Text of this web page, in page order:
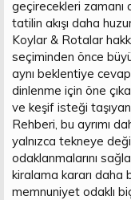
geçirecekleri
tatilin akışı daha
Koylar & Rotalar
seçiminden önce
aynı beklentiye
dinlenme için öne
ve keşif isteği
Rehberi, bu ayrımı
yalnızca tekneye
odaklanmalarını
kiralama kararı daha
memnuniyet odaklı